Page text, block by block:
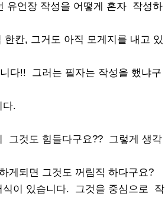
유언장 작성을 어떻게 혼자 작성하
칸, 그거도 아직 모게지를 내고 있
다!! 그러는 필자는 작성을 했냐구
다.
그것도 힘들다구요?? 그렇게 생각
게되면 그것도 꺼림직 하다구요?
식이 있습니다. 그것을 중심으로 작